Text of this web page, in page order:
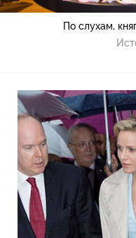
По слухам,